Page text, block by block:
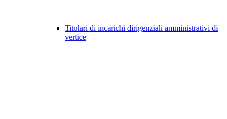
Titolari di incarichi dirigenziali amministrativi di
vertice